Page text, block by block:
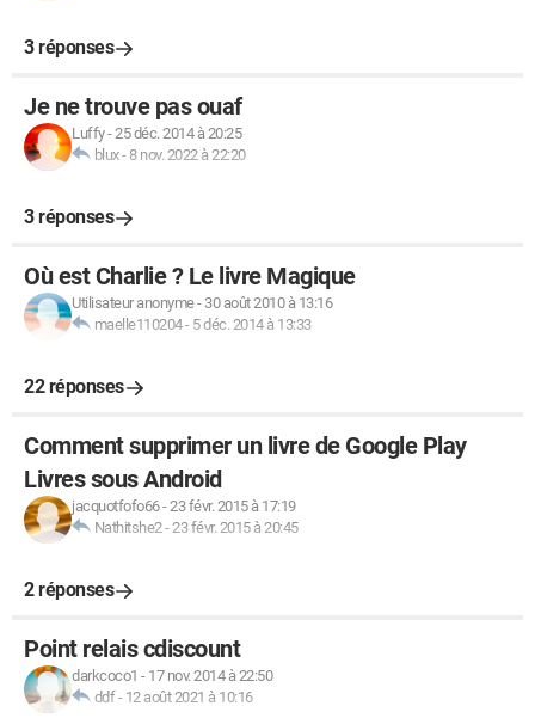
3 réponses
Je ne trouve pas ouaf
Luffy-25 déc. 2014 à 20:25
blux- 8 nov. 2022 à 22:20
3 réponses
Où est Charlie ? Le livre Magique
Utilisateur anonyme- 30 août 2010 à 13:16
maelle110204- 5 déc. 2014 à 13:33
22 réponses
Comment supprimer un livre de Google Play
Livres sous Android
jacquotfofo66-23 févr. 2015 à 17:19
Nathitshe2-23 févr. 2015 à 20:45
2 réponses
Point relais cdiscount
darkcoco1 - 17 nov. 2014 à 22:50
ddf- 12 août 2021 à 10:16